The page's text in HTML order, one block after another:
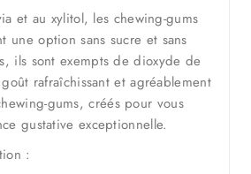
et au xylitol, les chewing-gums
une option sans sucre et sans
ils sont exempts de dioxyde de
rafraîchissant et agréablement
gums, créés pour vous
gustative exceptionnelle.
: